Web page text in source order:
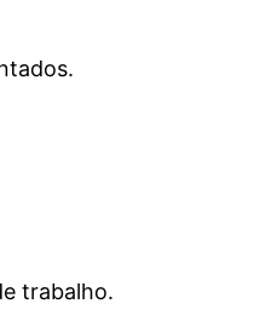
trabalho.